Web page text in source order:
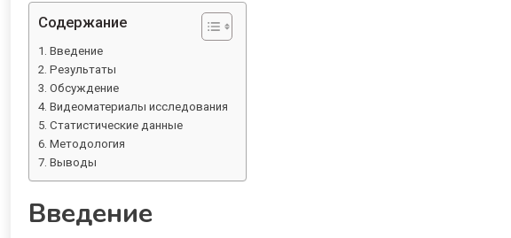
Содержание
Введение
Результаты
Обсуждение
Видеоматериалы исследования
Статистические данные
Методология
Выводы
Введение